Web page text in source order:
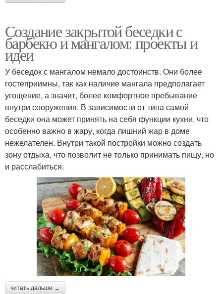
Создание закрытой беседки с
барбекю и мангалом: проекты и
идеи
У беседок с мангалом немало достоинств. Они более
гостеприимны, так как наличие мангала предполагает
угощение, а значит, более комфортное пребывание
внутри сооружения. В зависимости от типа самой
беседки она может принять на себя функции кухни, что
особенно важно в жару, когда лишний жар в доме
нежелателен. Внутри такой постройки можно создать
зону отдыха, что позволит не только принимать пищу, но
и расслабиться.
читать дальше →